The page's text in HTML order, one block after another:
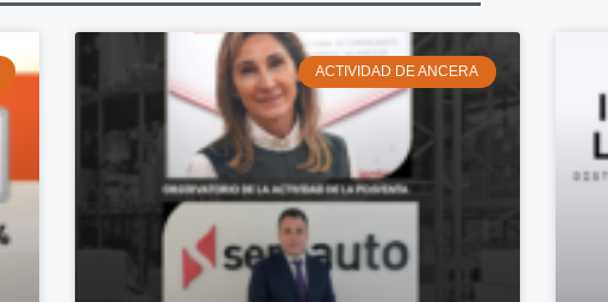
ACTIVIDAD DE ANCERA